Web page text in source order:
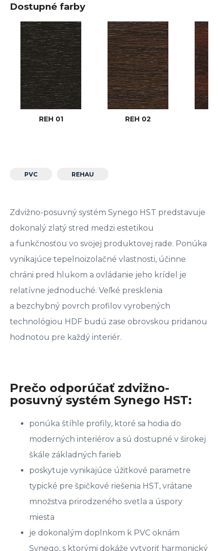
Dostupné farby
REH 01 REH 02
PVC REHAU
Zdvižno-posuvný systém Synego HST predstavuje
dokonalý zlatý stred medzi estetikou
a funkčnosťou vo svojej produktovej rade. Ponúka
vynikajúce tepelnoizolačné vlastnosti, účinne
chráni pred hlukom a ovládanie jeho krídel je
relatívne jednoduché. Veľké presklenia
a bezchybný povrch profilov vyrobených
technológiou HDF budú zase obrovskou pridanou
hodnotou pre každý interiér.
Prečo odporúčať zdvižno-
posuvný systém Synego HST:
ponúka štíhle profily, ktoré sa hodia do
moderných interiérov a sú dostupné v širokej
škále základných farieb
poskytuje vynikajúce úžitkové parametre
typické pre špičkové riešenia HST, vrátane
množstva prirodzeného svetla a úspory
miesta
je dokonalým doplnkom k PVC oknám
Synego, s ktorými dokáže vytvoriť harmonický